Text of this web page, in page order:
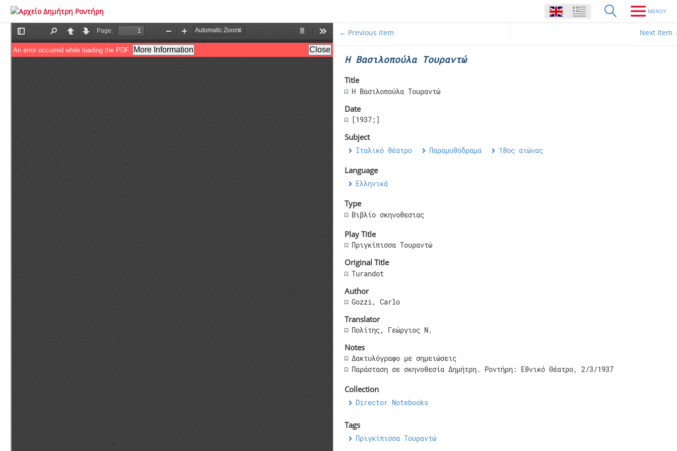
← Previous Item Next Item
Η Βασιλοπούλα Τουραντώ
Title
Η Βασιλοπούλα Τουραντώ
Date
[1937;]
Subject
Ιταλικό θέατρο Παραμυθόδραμα 18ος αιώνας
Language
Ελληνικά
Type
Βιβλίο σκηνοθεσιας
Play Title
Πριγκίπισσα Τουραντώ
Original Title
Turandot
Author
Gozzi, Carlo
Translator
Πολίτης, Γεώργιος Ν.
Notes
Δακτυλόγραφο με σημειώσεις
Παράσταση σε σκηνοθεσία Δημήτρη. Ροντήρη: Εθνικό Θέατρο, 2/3/1937
Collection
Director Notebooks
Tags
Πριγκίπισσα Τουραντώ